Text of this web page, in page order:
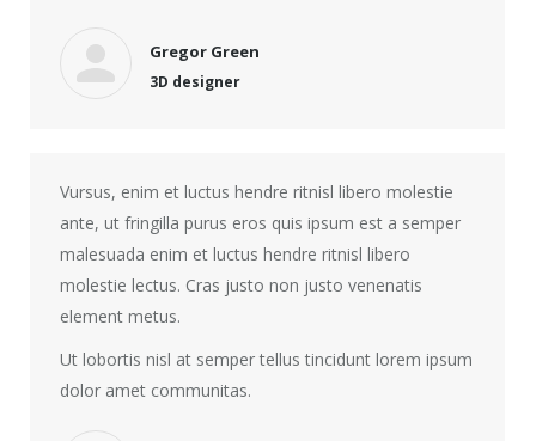
Gregor Green
3D designer
Vursus, enim et luctus hendre ritnisl libero molestie
ante, ut fringilla purus eros quis ipsum est a semper
malesuada enim et luctus hendre ritnisl libero
molestie lectus. Cras justo non justo venenatis
element metus.
Ut lobortis nisl at semper tellus tincidunt lorem ipsum
dolor amet communitas.